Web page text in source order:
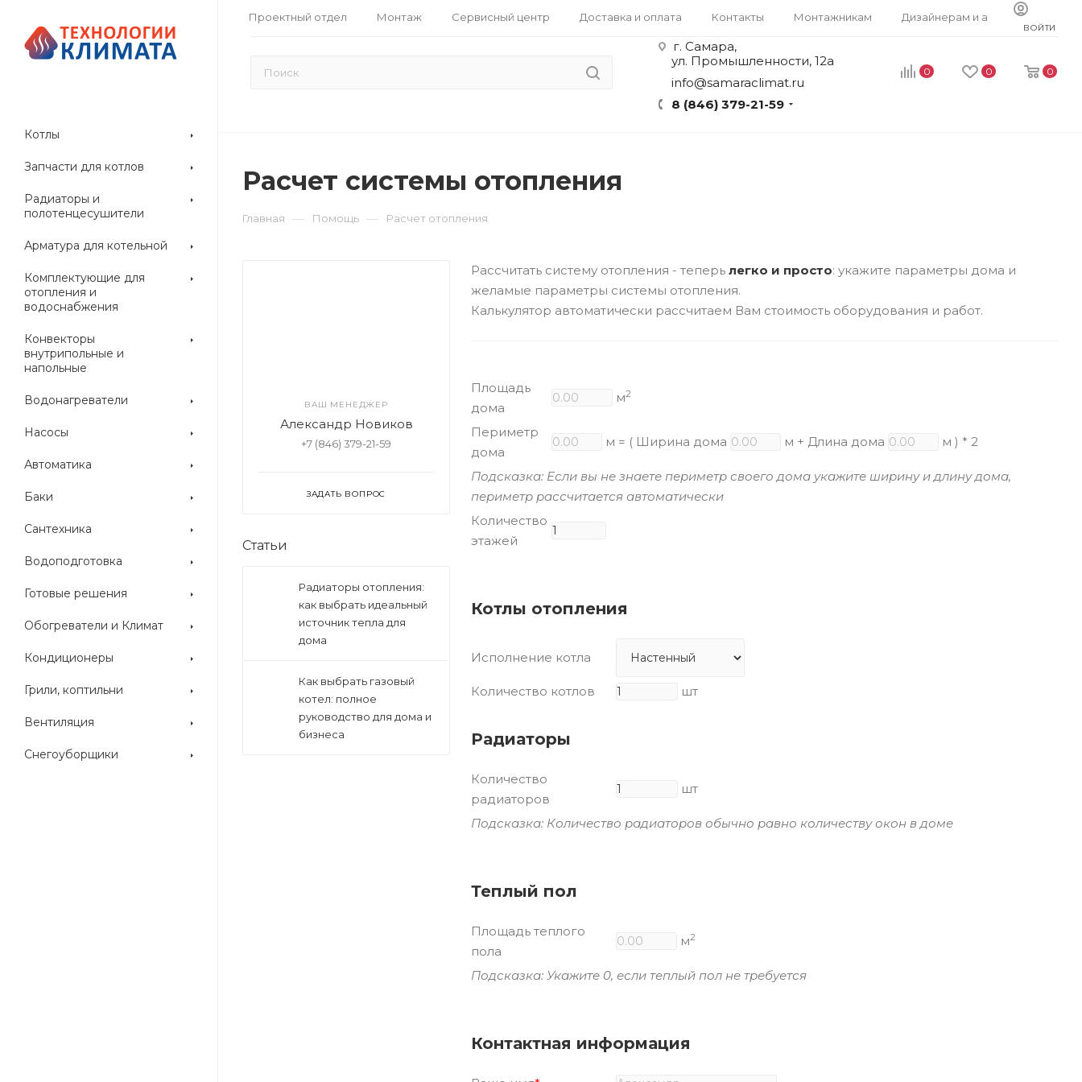
Проектный отдел Монтаж Сервисный центр Доставка и оплата Контакты Монтажникам Дизайнерам и архитекторам
ВОЙТИ
0 0 0
г. Самара,
ул. Промышленности, 12а
info@samaraclimat.ru
8 (846) 379-21-59
Котлы
Запчасти для котлов
Радиаторы и
полотенцесушители
Арматура для котельной
Комплектующие для
отопления и
водоснабжения
Конвекторы
внутрипольные и
напольные
Водонагреватели
Насосы
Автоматика
Баки
Сантехника
Водоподготовка
Готовые решения
Обогреватели и Климат
Кондиционеры
Грили, коптильни
Вентиляция
Снегоуборщики
Расчет системы отопления
Главная — Помощь — Расчет отопления
Рассчитать систему отопления - теперь легко и просто: укажите параметры дома и
желамые параметры системы отопления.
Калькулятор автоматически рассчитаем Вам стоимость оборудования и работ.
Площадь
дома
м2
Периметр
дома
м = ( Ширина дома м + Длина дома м ) * 2
Подсказка: Если вы не знаете периметр своего дома укажите ширину и длину дома,
периметр рассчитается автоматически
Количество
этажей
Котлы отопления
Исполнение котла
Количество котлов шт
Радиаторы
Количество
радиаторов
шт
Подсказка: Количество радиаторов обычно равно количеству окон в доме
Теплый пол
Площадь теплого
пола
м2
Подсказка: Укажите 0, если теплый пол не требуется
Контактная информация
ВАШ МЕНЕДЖЕР
Александр Новиков
+7 (846) 379-21-59
ЗАДАТЬ ВОПРОС
Статьи
Радиаторы отопления:
как выбрать идеальный
источник тепла для
дома
Как выбрать газовый
котел: полное
руководство для дома и
бизнеса